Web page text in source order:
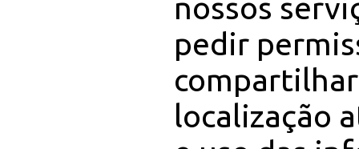
nossos
pedir
localização